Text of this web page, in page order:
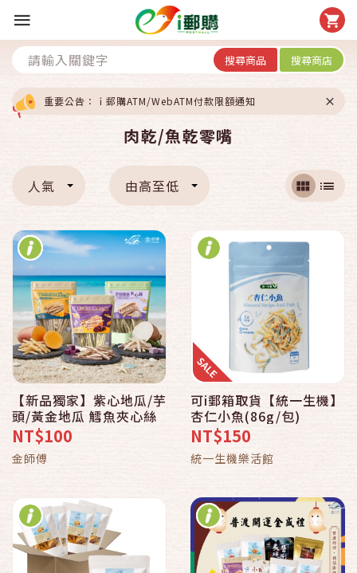
搜尋商品 搜尋商店
重要公告：ｉ郵購ATM/WebATM付款限額通知
肉乾/魚乾零嘴
人氣 由高至低
【新品獨家】紫心地瓜/芋
頭/黃金地瓜 鱈魚夾心絲
NT$100
金師傅
可i郵箱取貨【統一生機】
杏仁小魚(86g/包)
NT$150
統一生機樂活館